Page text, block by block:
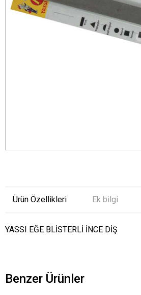
Ürün Özellikleri Ek bilgi
YASSI EĞE BLİSTERLİ İNCE DİŞ
Benzer Ürünler